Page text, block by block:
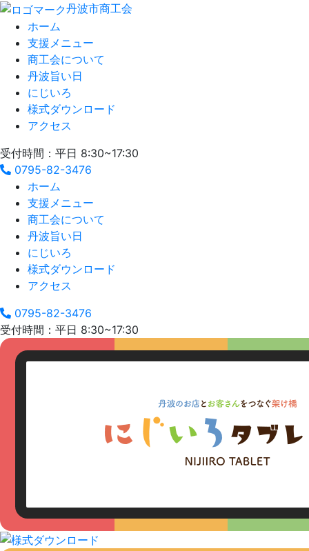
丹波市商工会
ホーム
支援メニュー
商工会について
丹波旨い日
にじいろ
様式ダウンロード
アクセス
受付時間：平日 8:30~17:30
0795-82-3476
ホーム
支援メニュー
商工会について
丹波旨い日
にじいろ
様式ダウンロード
アクセス
0795-82-3476
受付時間：平日 8:30~17:30